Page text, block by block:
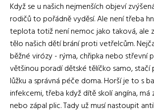
Když se u našich nejmenších objeví
rodičů to pořádně vyděsí. Ale není třeba
teplota totiž není nemoc jako taková, ale
tělo našich dětí brání proti vetřelcům.
běžné virózy - rýma, chřipka nebo střevní
většinou poradí dětské tělíčko samo, stačí
lůžku a správná péče doma. Horší je to s
infekcemi, třeba když dítě skolí angína, má
nebo zápal plic. Tady už musí nastoupit